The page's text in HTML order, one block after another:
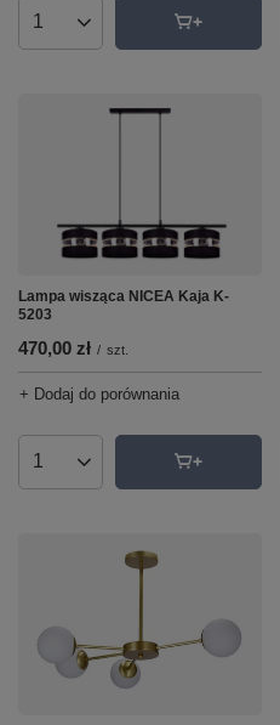
Ilość produktów
Lampa wisząca NICEA Kaja K-
5203
470,00 zł / szt.
+ Dodaj do porównania
Ilość produktów